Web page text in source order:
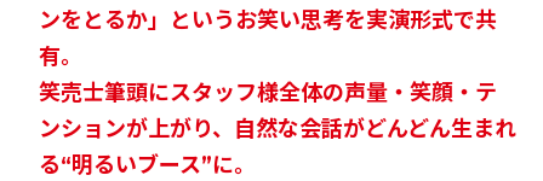
ンをとるか」というお笑い思考を実演形式で共
有。
笑売士筆頭にスタッフ様全体の声量・笑顔・テ
ンションが上がり、自然な会話がどんどん生まれ
る“明るいブース”に。